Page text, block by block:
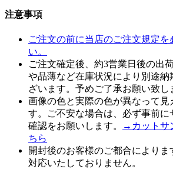
注意事項
ご注文の前に当店のご注文規定を
い。
ご注文確定後、約3営業日後の出
や品薄など在庫状況により別途納
ざいます。予めご了承お願い致し
画像の色と実際の色が異なって見
す。ご不安な場合は、必ず事前に
確認をお願いします。
→カットサ
ちら
開封後のお客様のご都合により
対応いたしておりません。